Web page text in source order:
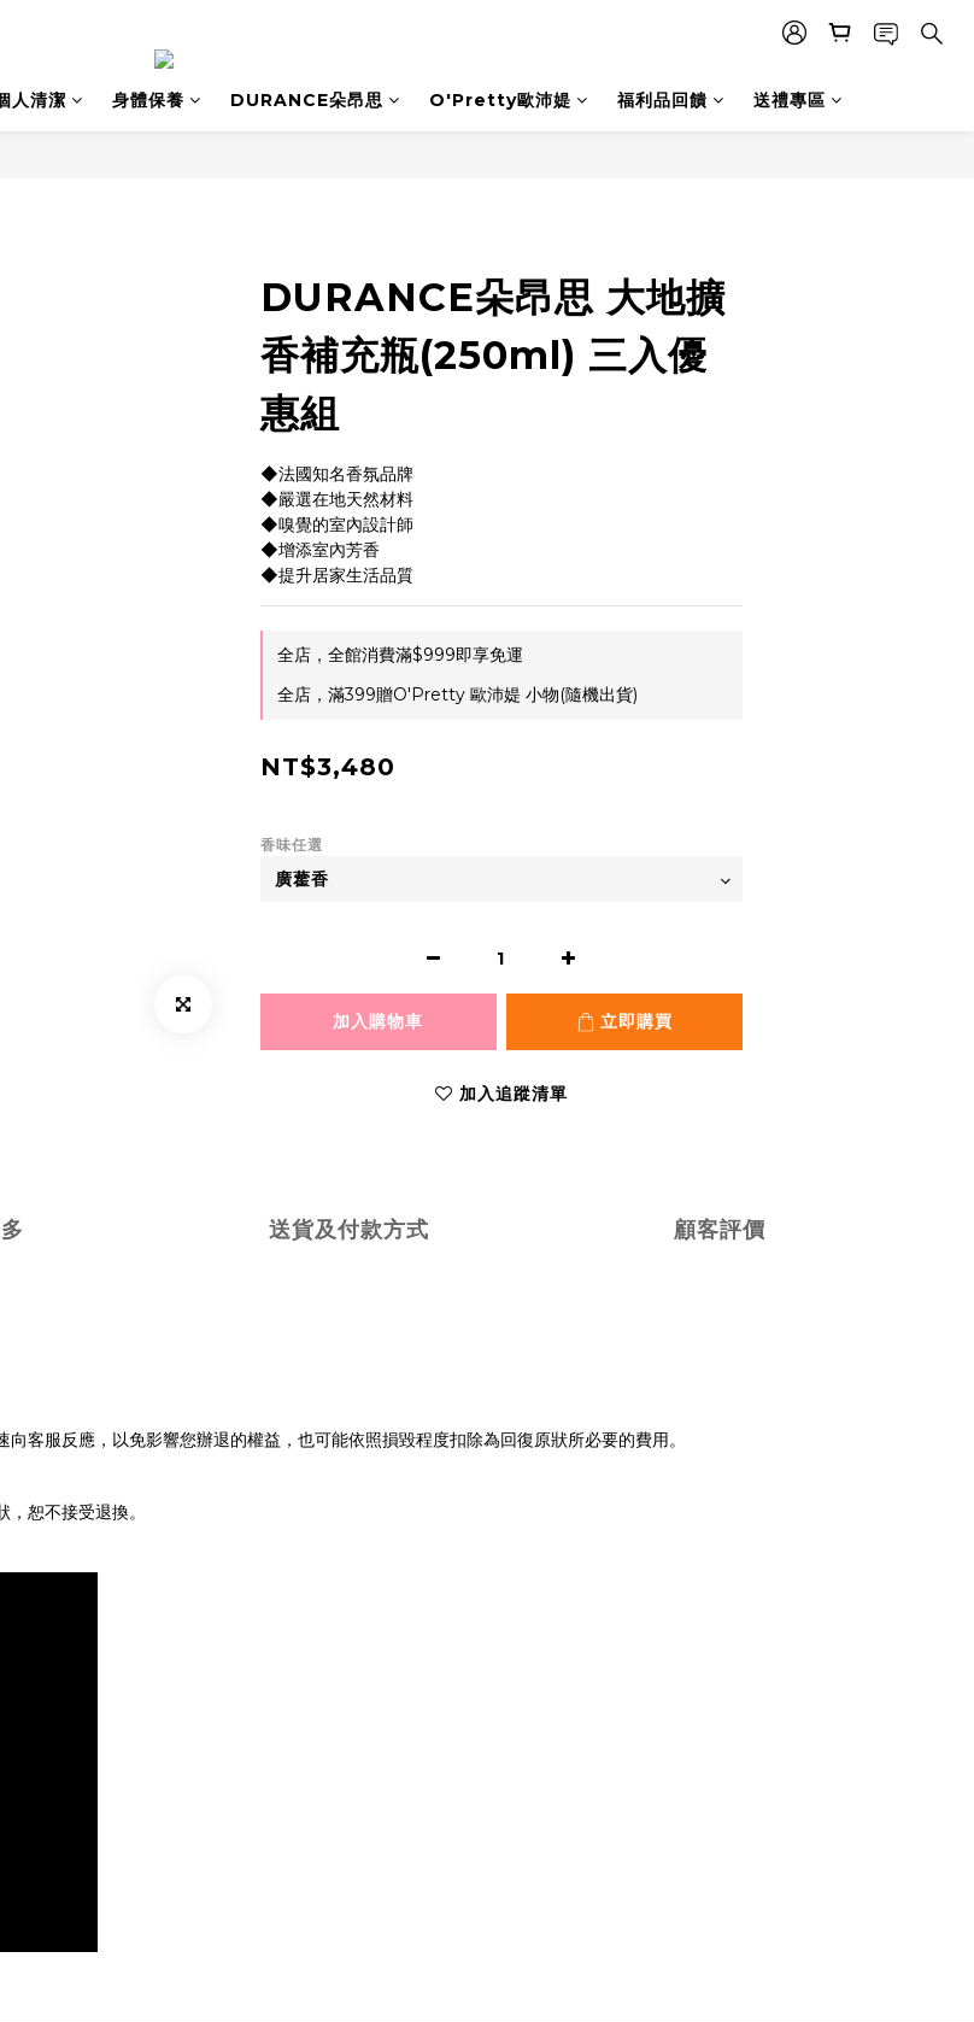
人清潔 身體保養 DURANCE朵昂思 O'Pretty歐沛媞 福利品回饋 送禮專區
DURANCE朵昂思 大地擴
香補充瓶(250ml) 三入優
惠組
◆法國知名香氛品牌
◆嚴選在地天然材料
◆嗅覺的室內設計師
◆增添室內芳香
◆提升居家生活品質
全店，全館消費滿$999即享免運
全店，滿399贈O'Pretty 歐沛媞 小物(隨機出貨)
NT$3,480
香味任選
加入購物車 立即購買
加入追蹤清單
送貨及付款方式 顧客評價
客服反應，以免影響您辦退的權益，也可能依照損毀程度扣除為回復原狀所必要的費用。
恕不接受退換。